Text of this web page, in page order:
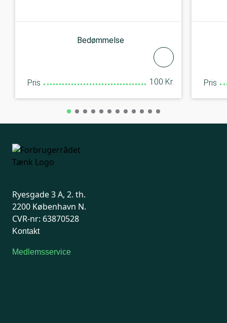
Bedømmelse
Pris 100 Kr. Pris
Ryesgade 3 A, 2. th.
2200 København N.
CVR-nr: 63870528
Kontakt
Medlemsservice